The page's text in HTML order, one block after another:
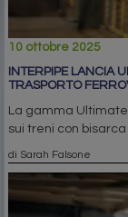
10 ottobre 2025
INTERPIPE LANCIA
TRASPORTO
La gamma Ultimate
sui treni con bisarca
di Sarah Falsone